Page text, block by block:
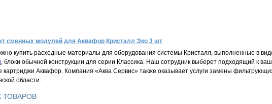
сменных модулей для Аквафор Кристалл Эко 3 шт
купить расходные материалы для оборудования системы Кристалл, выполненные в
, блоки обычной конструкции для серии Классика. Наш сотрудник выберет подходящий к
картриджи Аквафор. Компания «Аква Сервис» также оказывает услуги замены
области.
ТОВАРОВ